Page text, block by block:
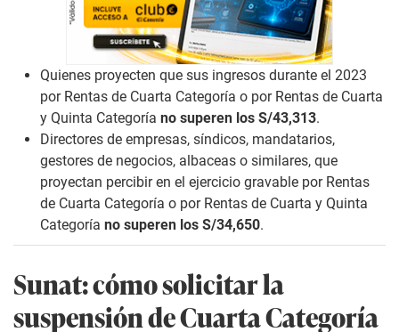
Quienes proyecten que sus ingresos durante el 2023
por Rentas de Cuarta Categoría o por Rentas de Cuarta
y Quinta Categoría no superen los S/43,313.
Directores de empresas, síndicos, mandatarios,
gestores de negocios, albaceas o similares, que
proyectan percibir en el ejercicio gravable por Rentas
de Cuarta Categoría o por Rentas de Cuarta y Quinta
Categoría no superen los S/34,650.
Sunat: cómo solicitar la
suspensión de Cuarta Categoría